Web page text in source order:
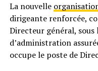
La nouvelle
dirigeante renforcée,
Directeur général, sous
d’administration
occupe le poste de